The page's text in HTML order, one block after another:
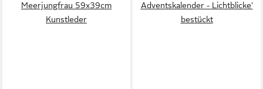
Meerjungfrau 59x39cm
Kunstleder
Adventskalender - Lichtblicke'
bestückt